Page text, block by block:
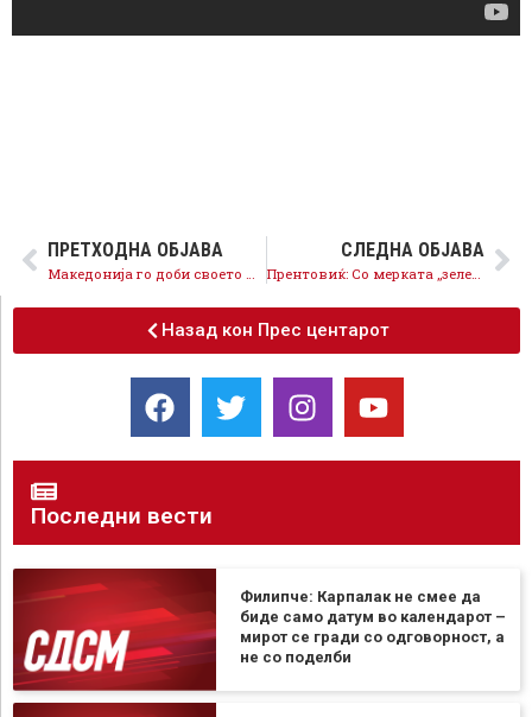
ПРЕТХОДНА ОБЈАВА
Македонија го доби своето место во НАТО, обезбедена е светла и сигурна иднина за граѓаните и државата
СЛЕДНА ОБЈАВА
Прентовиќ: Со мерката ,,зелена нафта” 200 милиони денари ќе завршат кај околу 55.000 земјоделци
Назад кон Прес центарот
Последни вести
Филипче: Карпалак не смее да
биде само датум во календарот –
мирот се гради со одговорност, а
не со поделби